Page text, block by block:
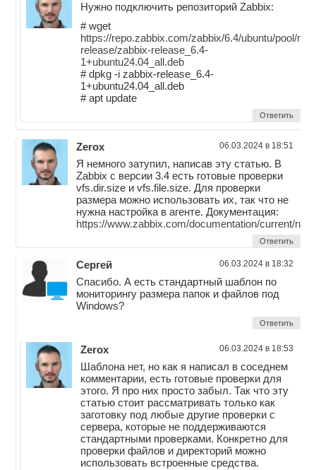
Нужно подключить репозиторий Zabbix:
# wget
https://repo.zabbix.com/zabbix/6.4/ubuntu/pool/
release/zabbix-release_6.4-
1+ubuntu24.04_all.deb
# dpkg -i zabbix-release_6.4-
1+ubuntu24.04_all.deb
# apt update
Ответить
Zerox 06.03.2024 в 18:51
Я немного затупил, написав эту статью. В
Zabbix с версии 3.4 есть готовые проверки
vfs.dir.size и vfs.file.size. Для проверки
размера можно использовать их, так что не
нужна настройка в агенте. Документация:
https://www.zabbix.com/documentation/current/ru/
Ответить
Сергей 06.03.2024 в 18:32
Спасибо. А есть стандартный шаблон по
мониторингу размера папок и файлов под
Windows?
Ответить
Zerox 06.03.2024 в 18:53
Шаблона нет, но как я написал в соседнем
комментарии, есть готовые проверки для
этого. Я про них просто забыл. Так что эту
статью стоит рассматривать только как
заготовку под любые другие проверки с
сервера, которые не поддерживаются
стандартными проверками. Конкретно для
проверки файлов и директорий можно
использовать встроенные средства.